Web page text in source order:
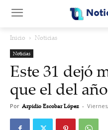
Inicio Noticias
Noticias
Este 31 dejó
que el del
Por Arpidio Escobar López -